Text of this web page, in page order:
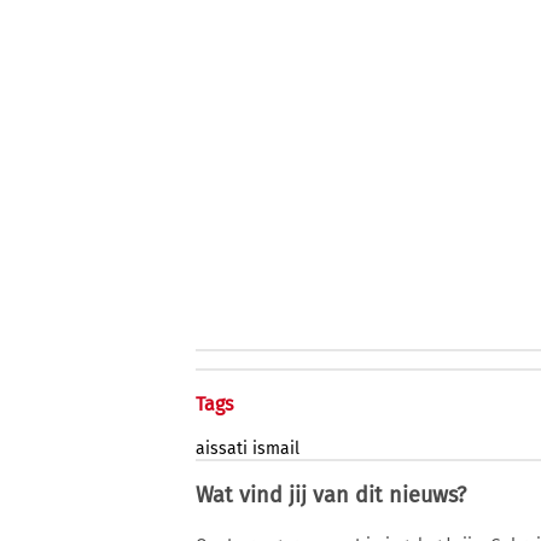
Tags
aissati ismail
Wat vind jij van dit nieuws?